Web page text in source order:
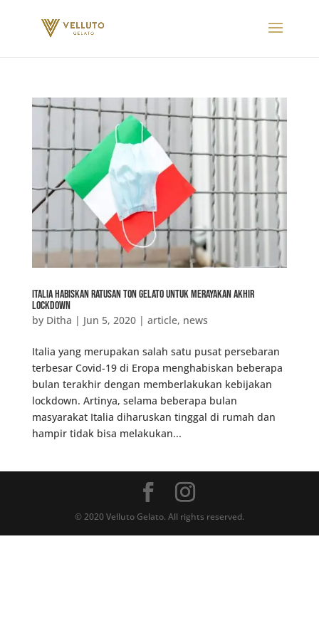
Italia Habiskan Ratusan Ton Gelato Untuk Merayakan Akhir
Lockdown
by Ditha | Jun 5, 2020| article, news
Italia yang merupakan salah satu pusat persebaran
terbesar Covid-19 di Eropa menghabiskan beberapa
bulan terakhir dengan memberlakukan kebijakan
lockdown. Artinya, selama beberapa bulan
masyarakat Italia diharuskan tinggal di rumah dan
hampir tidak bisa melakukan...
© 2020 Velluto Gelato. All rights reserved.